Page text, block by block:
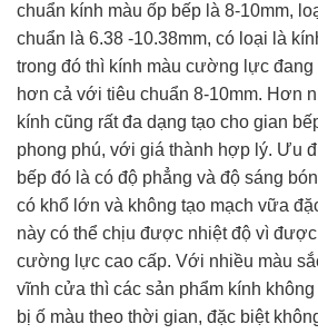
chuẩn kính màu ốp bếp là 8-10mm,
chuẩn là 6.38 -10.38mm, có loại là
trong đó thì kính màu cường lực
hơn cả với tiêu chuẩn 8-10mm. Hơn
kính cũng rất đa dạng tạo cho gian
phong phú, với giá thành hợp lý. Ưu
bếp đó là có độ phẳng và độ sáng
có khổ lớn và không tạo mạch vữa
này có thể chịu được nhiệt độ vì
cường lực cao cấp. Với nhiều màu
vĩnh cửa thì các sản phẩm kính
bị ố màu theo thời gian, đặc biệt